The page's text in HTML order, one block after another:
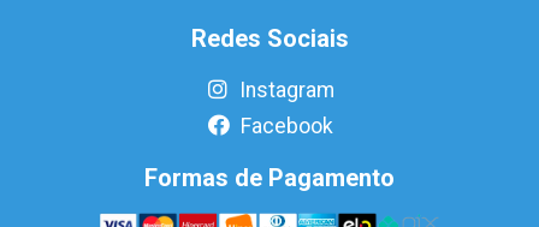
Redes Sociais
Instagram
Facebook
Formas de Pagamento